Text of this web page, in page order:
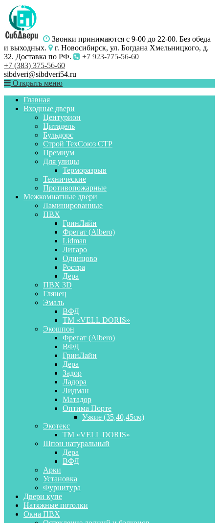
Звонки принимаются с 9-00 до 22-00. Без обеда
и выходных.
г. Новосибирск, ул. Богдана Хмельницкого, д.
32. Доставка по РФ.
+7 923-775-56-60
+7 (383) 375-56-60
sibdveri@sibdveri54.ru
Открыть меню
Главная
Входные двери
Центурион
Цитадель
Бульдорс
Строй ТехСоюз СТР
Премиум
Для улицы
Терморазрыв
Технические
Противопожарные
Межкомнатные двери
Ламинированные
ПВХ
ГринЛайн
Фрегат (Albero)
Lidman
Лигаро
Одинцово
Ростра
Дера
ПВХ 3D
Глянец
Эмаль
ВФД
ТМ «VELL DORIS»
Экошпон
Фрегат (Albero)
ВФД
ГринЛайн
Дера
Задор
Ладора
Лидман
Матадор
Оптима Порте
Узкие (35,40,45см)
Экотекс
ТМ «VELL DORIS»
Шпон натуральный
Дера
ВФД
Арки
Установка
Фурнитура
Двери купе
Натяжные потолки
Окна ПВХ